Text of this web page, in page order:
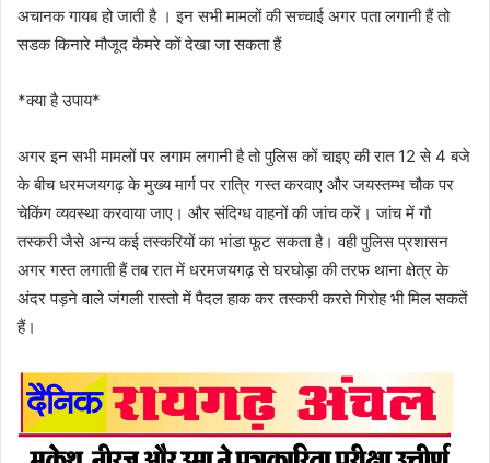
अचानक गायब हो जाती है । इन सभी मामलों की सच्चाई अगर पता लगानी हैं तो
सडक किनारे मौजूद कैमरे कों देखा जा सकता हैं
*क्या है उपाय*
अगर इन सभी मामलों पर लगाम लगानी है तो पुलिस कों चाइए की रात 12 से 4 बजे
के बीच धरमजयगढ़ के मुख्य मार्ग पर रात्रि गस्त करवाए और जयस्तम्भ चौक पर
चेकिंग व्यवस्था करवाया जाए। और संदिग्ध वाहनों की जांच करें। जांच में गौ
तस्करी जैसे अन्य कई तस्करियों का भांडा फूट सकता है। वही पुलिस प्रशासन
अगर गस्त लगाती हैं तब रात में धरमजयगढ़ से घरघोड़ा की तरफ थाना क्षेत्र के
अंदर पड़ने वाले जंगली रास्तो में पैदल हाक कर तस्करी करते गिरोह भी मिल सकतें
हैं।